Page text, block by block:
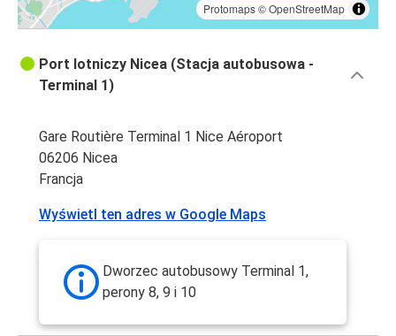
Protomaps©OpenStreetMap
Port lotniczy Nicea (Stacja autobusowa -
Terminal 1)
Gare Routière Terminal 1 Nice Aéroport
06206 Nicea
Francja
Wyświetl ten adres w Google Maps
Dworzec autobusowy Terminal 1,
perony 8, 9 i 10